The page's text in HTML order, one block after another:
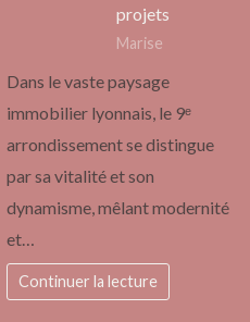
projets
Marise
Dans le vaste paysage
immobilier lyonnais, le 9ᵉ
arrondissement se distingue
par sa vitalité et son
dynamisme, mêlant modernité
et…
Continuer la lecture